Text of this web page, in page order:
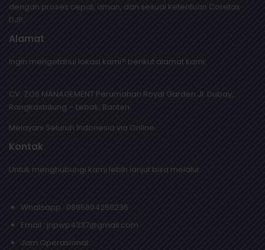
dengan proses cepat, aman, dan sesuai ketentuan Coretax
DJP.
Alamat
Ingin mengetahui lokasi kami? berikut alamat kami:
CV. ZOS MANAGEMENT Perumahan Royal Garden Jl. Dubay,
Rangkasbitung – Lebak, Banten.
Melayani Seluruh Indonesia via Online.
Kontak
Untuk menghubungi kami lebih lanjut bisa melalui:
Whatsapp : 0895604250236
Email : jnpwp4337@gmail.com
Jam Operasional: